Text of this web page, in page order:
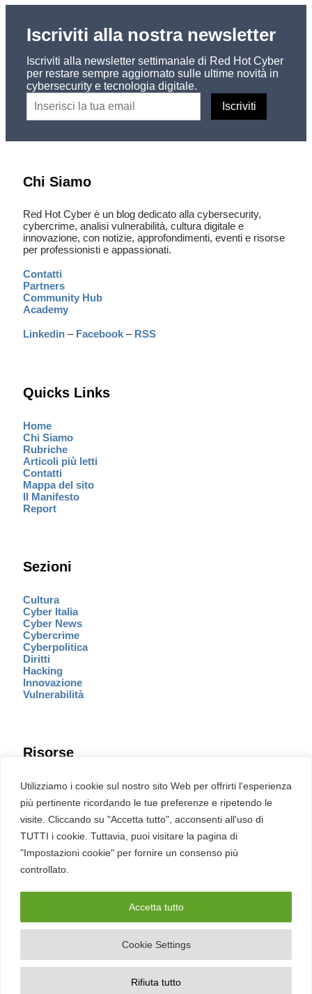
Utilizziamo i cookie sul nostro sito Web per offrirti l'esperienza
più pertinente ricordando le tue preferenze e ripetendo le
visite. Cliccando su "Accetta tutto", acconsenti all'uso di
TUTTI i cookie. Tuttavia, puoi visitare la pagina di
"Impostazioni cookie" per fornire un consenso più
controllato.
Cookie Settings
Rifiuta tutto
Accetta tutto
Iscriviti alla nostra newsletter
Iscriviti alla newsletter settimanale di Red Hot Cyber
per restare sempre aggiornato sulle ultime novità in
cybersecurity e tecnologia digitale.
Chi Siamo
Red Hot Cyber è un blog dedicato alla cybersecurity,
cybercrime, analisi vulnerabilità, cultura digitale e
innovazione, con notizie, approfondimenti, eventi e risorse
per professionisti e appassionati.
Contatti
Partners
Community Hub
Academy
Linkedin – Facebook – RSS
Quicks Links
Home
Chi Siamo
Rubriche
Articoli più letti
Contatti
Mappa del sito
Il Manifesto
Report
Sezioni
Cultura
Cyber Italia
Cyber News
Cybercrime
Cyberpolitica
Diritti
Hacking
Innovazione
Vulnerabilità
Risorse
Eventi
Fumetto Cyber
Newsletter
Servizi
Pubblicità
English
Ultime CVE critiche
2026 – REDHOTCYBER Srl. Tutti i diritti riservati